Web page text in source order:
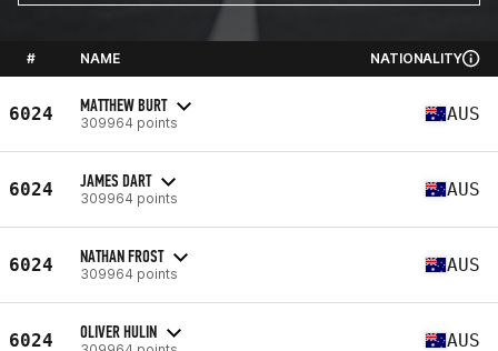
# NAME NATIONALITY
6024 MATTHEW BURT
309964 points AUS
6024 JAMES DART
309964 points AUS
6024 NATHAN FROST
309964 points AUS
6024 OLIVER HULIN AUS